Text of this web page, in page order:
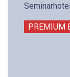
PREMIUM